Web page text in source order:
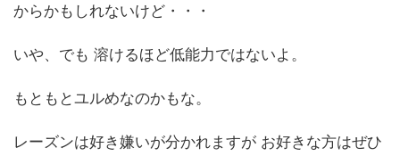
からかもしれないけど・・・
いや、でも 溶けるほど低能力ではないよ。
もともとユルめなのかもな。
レーズンは好き嫌いが分かれますが お好きな方はぜひ